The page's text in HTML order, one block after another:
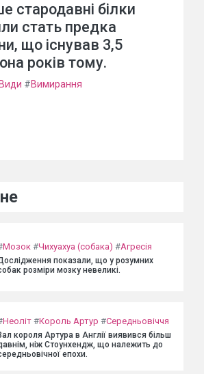
стародавні білки
стать предка
що існував 3,5
років тому.
Види #Вимирання
Мозок #Чихуахуа (собака) #Агресія
показали, що у розумних
розміри мозку невеликі.
Неоліт #Король Артур #Середньовіччя
короля Артура в Англії виявився більш
ніж Стоунхендж, що належить до
епохи.